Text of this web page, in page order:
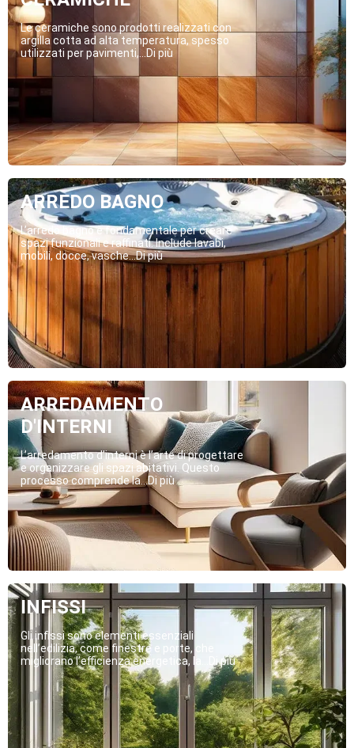
Le ceramiche sono prodotti realizzati con
argilla cotta ad alta temperatura, spesso
utilizzati per pavimenti,...Di più
ARREDO BAGNO
L’arredo bagno è fondamentale per creare
spazi funzionali e raffinati. Include lavabi,
mobili, docce, vasche...Di più
ARREDAMENTO
D'INTERNI
L’arredamento d’interni è l’arte di progettare
e organizzare gli spazi abitativi. Questo
processo comprende la...Di più
INFISSI
Gli infissi sono elementi essenziali
nell’edilizia, come finestre e porte, che
migliorano l’efficienza energetica, la...Di più